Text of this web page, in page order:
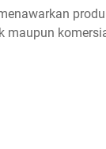
maupun